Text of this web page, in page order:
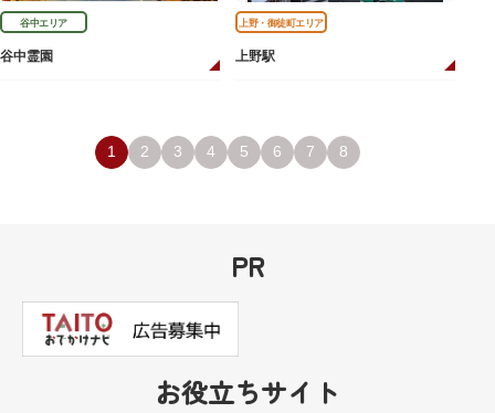
谷中エリア
谷中霊園
上野・御徒町エリア
上野駅
1 2 3 4 5 6 7 8
PR
お役立ちサイト